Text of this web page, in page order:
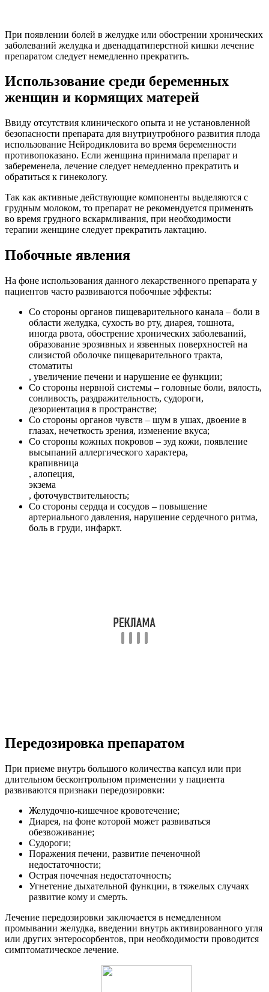
При появлении болей в желудке или обострении хронических
заболеваний желудка и двенадцатиперстной кишки лечение
препаратом следует немедленно прекратить.
Использование среди беременных
женщин и кормящих матерей
Ввиду отсутствия клинического опыта и не установленной
безопасности препарата для внутриутробного развития плода
использование Нейродикловита во время беременности
противопоказано. Если женщина принимала препарат и
забеременела, лечение следует немедленно прекратить и
обратиться к гинекологу.
Так как активные действующие компоненты выделяются с
грудным молоком, то препарат не рекомендуется применять
во время грудного вскармливания, при необходимости
терапии женщине следует прекратить лактацию.
Побочные явления
На фоне использования данного лекарственного препарата у
пациентов часто развиваются побочные эффекты:
Со стороны органов пищеварительного канала – боли в
области желудка, сухость во рту, диарея, тошнота,
иногда рвота, обострение хронических заболеваний,
образование эрозивных и язвенных поверхностей на
слизистой оболочке пищеварительного тракта,
стоматиты
, увеличение печени и нарушение ее функции;
Со стороны нервной системы – головные боли, вялость,
сонливость, раздражительность, судороги,
дезориентация в пространстве;
Со стороны органов чувств – шум в ушах, двоение в
глазах, нечеткость зрения, изменение вкуса;
Со стороны кожных покровов – зуд кожи, появление
высыпаний аллергического характера,
крапивница
, алопеция,
экзема
, фоточувствительность;
Со стороны сердца и сосудов – повышение
артериального давления, нарушение сердечного ритма,
боль в груди, инфаркт.
Передозировка препаратом
При приеме внутрь большого количества капсул или при
длительном бесконтрольном применении у пациента
развиваются признаки передозировки:
Желудочно-кишечное кровотечение;
Диарея, на фоне которой может развиваться
обезвоживание;
Судороги;
Поражения печени, развитие печеночной
недостаточности;
Острая почечная недостаточность;
Угнетение дыхательной функции, в тяжелых случаях
развитие кому и смерть.
Лечение передозировки заключается в немедленном
промывании желудка, введении внутрь активированного угля
или других энтеросорбентов, при необходимости проводится
симптоматическое лечение.